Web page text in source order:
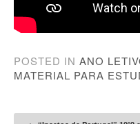
POSTED IN ANO
MATERIAL PARA